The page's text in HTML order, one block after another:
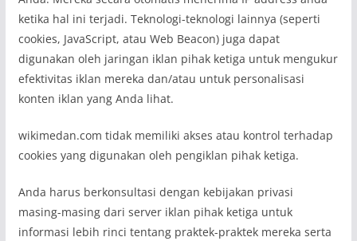
ketika hal ini terjadi. Teknologi-teknologi lainnya (seperti
cookies, JavaScript, atau Web Beacon) juga dapat
digunakan oleh jaringan iklan pihak ketiga untuk mengukur
efektivitas iklan mereka dan/atau untuk personalisasi
konten iklan yang Anda lihat.
wikimedan.com tidak memiliki akses atau kontrol terhadap
cookies yang digunakan oleh pengiklan pihak ketiga.
Anda harus berkonsultasi dengan kebijakan privasi
masing-masing dari server iklan pihak ketiga untuk
informasi lebih rinci tentang praktek-praktek mereka serta